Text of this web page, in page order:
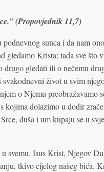
(Propovjednik 11,7)
sunca i da nam
gledamo Krista; tada sve što
drugo gledati ili o nečemu
život u svim
o Njemu preobražavamo
kojima dolazimo u dodir
duša i um kupaju se u
svemu. Isus Krist, Njegov
tkivo cijelog našeg bića.